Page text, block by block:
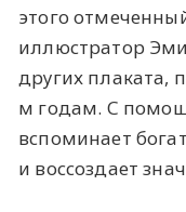
этого
иллюстратор
других плаката,
м годам. С
вспоминает
и воссоздает